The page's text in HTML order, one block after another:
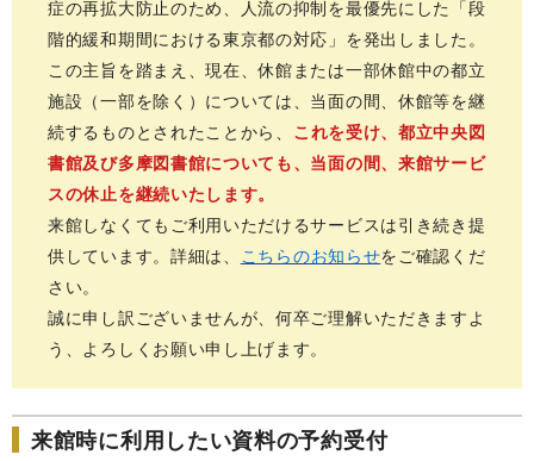
症の再拡大防止のため、人流の抑制を最優先にした「段
階的緩和期間における東京都の対応」を発出しました。
この主旨を踏まえ、現在、休館または一部休館中の都立
施設（一部を除く）については、当面の間、休館等を継
続するものとされたことから、 これを受け、都立中央図
書館及び多摩図書館についても、当面の間、来館サービ
スの休止を継続いたします。
来館しなくてもご利用いただけるサービスは引き続き提
供しています。詳細は、
こちらのお知らせをご確認くだ
さい。
誠に申し訳ございませんが、何卒ご理解いただきますよ
う、よろしくお願い申し上げます。
来館時に利用したい資料の予約受付